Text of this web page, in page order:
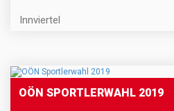
Innviertel
OÖN SPORTLERWAHL 2019